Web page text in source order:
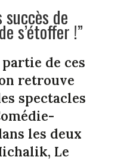
succès de
s’étoffer !”
de ces
retrouve
spectacles
les deux
Le